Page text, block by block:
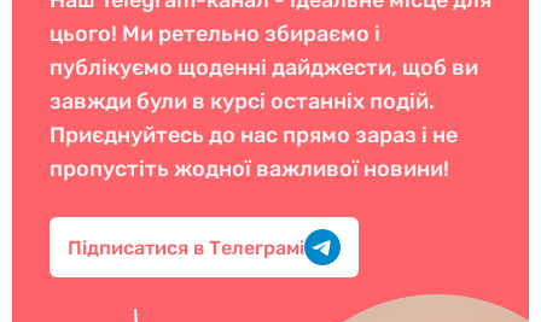
цього! Ми ретельно збираємо і
публікуємо щоденні дайджести, щоб ви
завжди були в курсі останніх подій.
Приєднуйтесь до нас прямо зараз і не
пропустіть жодної важливої новини!
Підписатися в Телеграмі